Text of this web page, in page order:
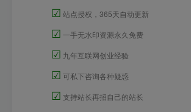
☑ 站点授权，365天自动更新
☑ 一手无水印资源永久免费
☑ 九年互联网创业经验
☑ 可私下咨询各种疑惑
☑ 支持站长再招自己的站长